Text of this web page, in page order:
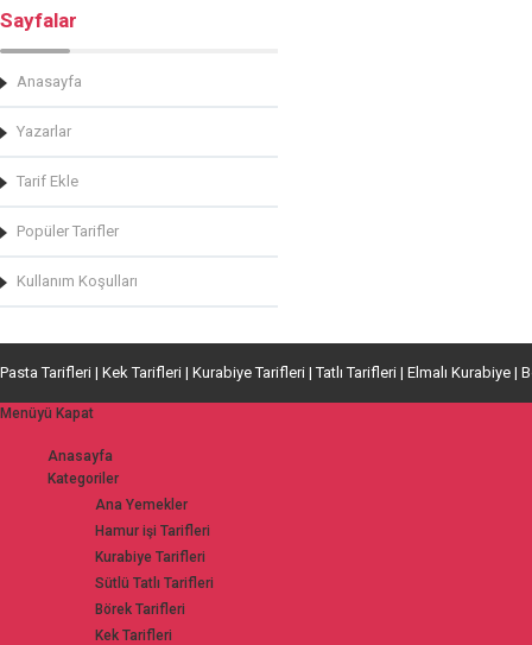
Sayfalar
Anasayfa
Yazarlar
Tarif Ekle
Popüler Tarifler
Kullanım Koşulları
Pasta Tarifleri | Kek Tarifleri | Kurabiye Tarifleri | Tatlı Tarifleri | Elmalı Kurabiye |
Menüyü Kapat
Anasayfa
Kategoriler
Ana Yemekler
Hamur işi Tarifleri
Kurabiye Tarifleri
Sütlü Tatlı Tarifleri
Börek Tarifleri
Kek Tarifleri